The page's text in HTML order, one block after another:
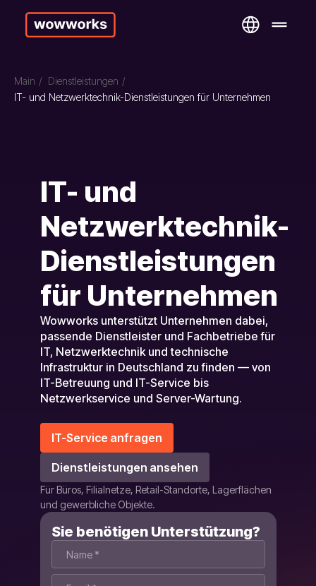
Main / Dienstleistungen /
IT- und Netzwerktechnik-Dienstleistungen für Unternehmen
IT- und
Netzwerktechnik-
Dienstleistungen
für Unternehmen
Wowworks unterstützt Unternehmen dabei,
passende Dienstleister und Fachbetriebe für
IT, Netzwerktechnik und technische
Infrastruktur in Deutschland zu finden — von
IT-Betreuung und IT-Service bis
Netzwerkservice und Server-Wartung.
IT-Service anfragen
Dienstleistungen ansehen
Für Büros, Filialnetze, Retail-Standorte, Lagerflächen
und gewerbliche Objekte.
Sie benötigen Unterstützung?